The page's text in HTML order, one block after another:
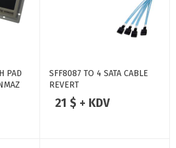
PAD
SFF8087 TO 4 SATA CABLE
REVERT
21 $ + KDV